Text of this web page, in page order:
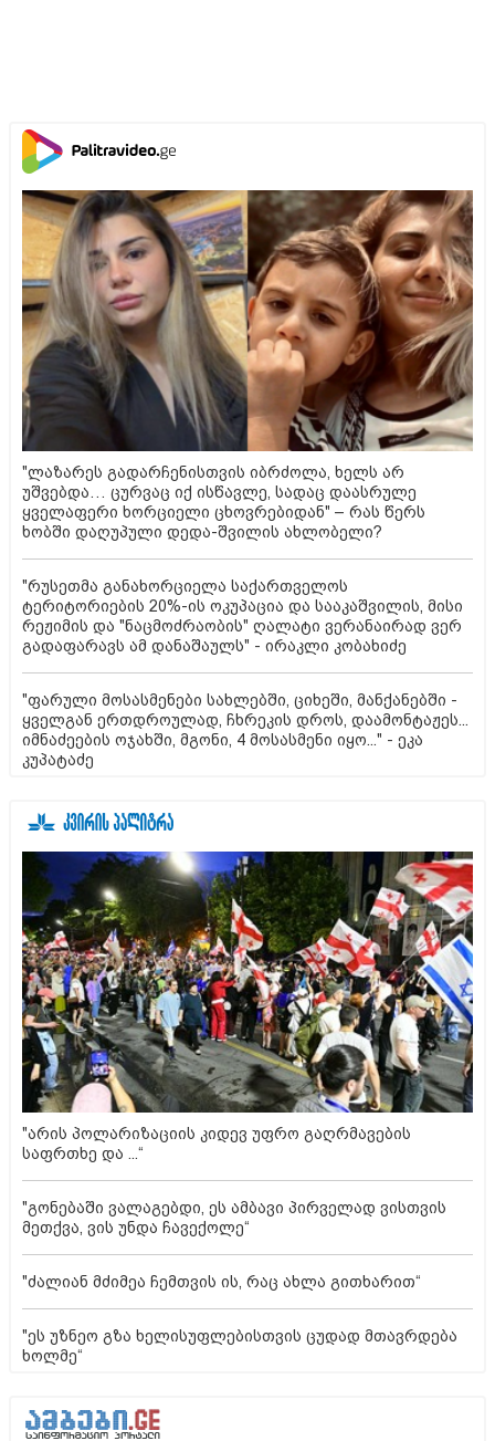
"ლაზარეს გადარჩენისთვის იბრძოლა, ხელს არ
უშვებდა… ცურვაც იქ ისწავლე, სადაც დაასრულე
ყველაფერი ხორციელი ცხოვრებიდან" – რას წერს
ხობში დაღუპული დედა-შვილის ახლობელი?
"რუსეთმა განახორციელა საქართველოს
ტერიტორიების 20%-ის ოკუპაცია და სააკაშვილის, მისი
რეჟიმის და "ნაცმოძრაობის" ღალატი ვერანაირად ვერ
გადაფარავს ამ დანაშაულს" - ირაკლი კობახიძე
"ფარული მოსასმენები სახლებში, ციხეში, მანქანებში -
ყველგან ერთდროულად, ჩხრეკის დროს, დაამონტაჟეს...
იმნაძეების ოჯახში, მგონი, 4 მოსასმენი იყო..." - ეკა
კუპატაძე
"არის პოლარიზაციის კიდევ უფრო გაღრმავების
საფრთხე და ...“
"გონებაში ვალაგებდი, ეს ამბავი პირველად ვისთვის
მეთქვა, ვის უნდა ჩავექოლე“
"ძალიან მძიმეა ჩემთვის ის, რაც ახლა გითხარით“
"ეს უზნეო გზა ხელისუფლებისთვის ცუდად მთავრდება
ხოლმე“